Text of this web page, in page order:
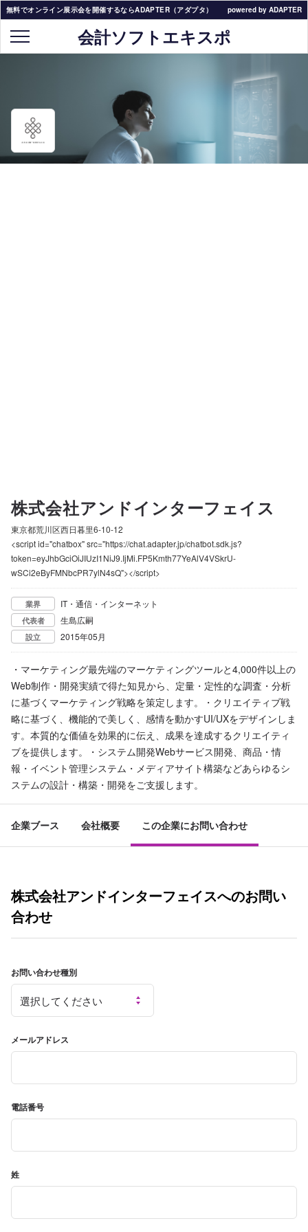
無料でオンライン展示会を開催するならADAPTER（アダプタ） powered by ADAPTER
会計ソフトエキスポ
株式会社アンドインターフェイス
東京都荒川区西日暮里6-10-12
<script id="chatbox" src="https://chat.adapter.jp/chatbot.sdk.js?
token=eyJhbGciOiJIUzI1NiJ9.IjMi.FP5Kmth77YeAlV4VSkrU-
wSCi2eByFMNbcPR7ylN4sQ"></script>
業界 IT・通信・インターネット
代表者 生島広嗣
設立 2015年05月
・マーケティング 最先端のマーケティングツールと4,000件以上の
Web制作・開発実績で得た知見から、定量・定性的な調査・分析
に基づくマーケティング戦略を策定します。 ・クリエイティブ戦
略に基づく、機能的で美しく、感情を動かすUI/UXをデザインしま
す。本質的な価値を効果的に伝え、成果を達成するクリエイティ
ブを提供します。・システム開発Webサービス開発、商品・情
報・イベント管理システム・メディアサイト構築などあらゆるシ
ステムの設計・構築・開発をご支援します。
企業ブース 会社概要 この企業にお問い合わせ
株式会社アンドインターフェイスへのお問い
合わせ
お問い合わせ種別
メールアドレス
電話番号
姓